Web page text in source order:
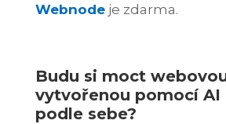
Webnodeje zdarma.
Budu si moct
vytvořenou pomocí AI
podle sebe?